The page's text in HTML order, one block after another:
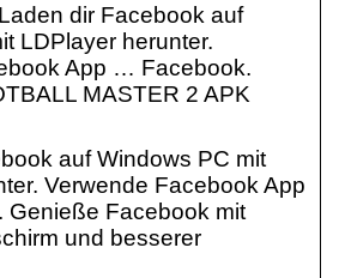
dir Facebook auf
LDPlayer herunter.
App … Facebook.
MASTER 2 APK
auf Windows PC mit
Verwende Facebook App
Genieße Facebook mit
und besserer